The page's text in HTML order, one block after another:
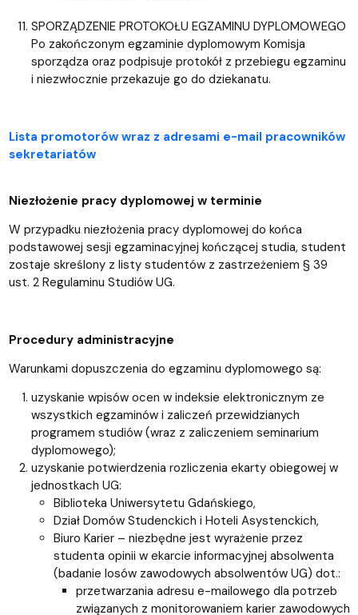
SPORZĄDZENIE PROTOKOŁU EGZAMINU DYPLOMOWEGO
Po zakończonym egzaminie dyplomowym Komisja
sporządza oraz podpisuje protokół z przebiegu egzaminu
i niezwłocznie przekazuje go do dziekanatu.
Lista promotorów wraz z adresami e-mail pracowników
sekretariatów
Niezłożenie pracy dyplomowej w terminie
W przypadku niezłożenia pracy dyplomowej do końca
podstawowej sesji egzaminacyjnej kończącej studia, student
zostaje skreślony z listy studentów z zastrzeżeniem § 39
ust. 2 Regulaminu Studiów UG.
Procedury administracyjne
Warunkami dopuszczenia do egzaminu dyplomowego są:
uzyskanie wpisów ocen w indeksie elektronicznym ze
wszystkich egzaminów i zaliczeń przewidzianych
programem studiów (wraz z zaliczeniem seminarium
dyplomowego);
uzyskanie potwierdzenia rozliczenia ekarty obiegowej w
jednostkach UG:
Biblioteka Uniwersytetu Gdańskiego,
Dział Domów Studenckich i Hoteli Asystenckich,
Biuro Karier – niezbędne jest wyrażenie przez
studenta opinii w ekarcie informacyjnej absolwenta
(badanie losów zawodowych absolwentów UG) dot.:
przetwarzania adresu e-mailowego dla potrzeb
związanych z monitorowaniem karier zawodowych